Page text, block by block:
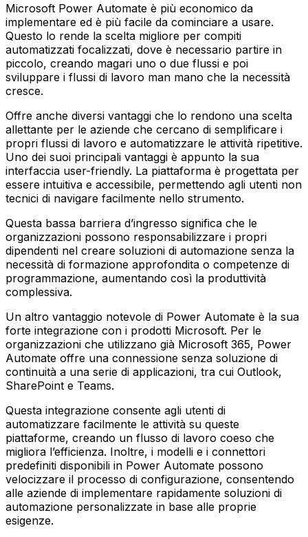
Microsoft Power Automate è più economico da
implementare ed è più facile da cominciare a usare.
Questo lo rende la scelta migliore per compiti
automatizzati focalizzati, dove è necessario partire in
piccolo, creando magari uno o due flussi e poi
sviluppare i flussi di lavoro man mano che la necessità
cresce.
Offre anche diversi vantaggi che lo rendono una scelta
allettante per le aziende che cercano di semplificare i
propri flussi di lavoro e automatizzare le attività ripetitive.
Uno dei suoi principali vantaggi è appunto la sua
interfaccia user-friendly. La piattaforma è progettata per
essere intuitiva e accessibile, permettendo agli utenti non
tecnici di navigare facilmente nello strumento.
Questa bassa barriera d’ingresso significa che le
organizzazioni possono responsabilizzare i propri
dipendenti nel creare soluzioni di automazione senza la
necessità di formazione approfondita o competenze di
programmazione, aumentando così la produttività
complessiva.
Un altro vantaggio notevole di Power Automate è la sua
forte integrazione con i prodotti Microsoft. Per le
organizzazioni che utilizzano già Microsoft 365, Power
Automate offre una connessione senza soluzione di
continuità a una serie di applicazioni, tra cui Outlook,
SharePoint e Teams.
Questa integrazione consente agli utenti di
automatizzare facilmente le attività su queste
piattaforme, creando un flusso di lavoro coeso che
migliora l’efficienza. Inoltre, i modelli e i connettori
predefiniti disponibili in Power Automate possono
velocizzare il processo di configurazione, consentendo
alle aziende di implementare rapidamente soluzioni di
automazione personalizzate in base alle proprie
esigenze.